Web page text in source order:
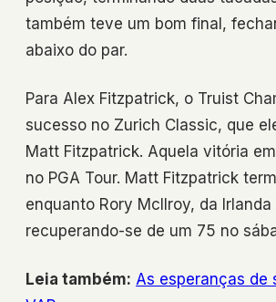
também teve um bom final,
abaixo do par.
Para Alex Fitzpatrick, o Truist
sucesso no Zurich Classic, que
Matt Fitzpatrick. Aquela vitória
no PGA Tour. Matt Fitzpatrick
enquanto Rory McIlroy, da
recuperando-se de um 75 no
Leia também: As esperanças de